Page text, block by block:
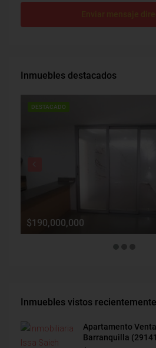
Inmuebles destacados
DESTACADO
$190,000,000
Inmuebles vistos recientemente
Apartamento
Barranquilla